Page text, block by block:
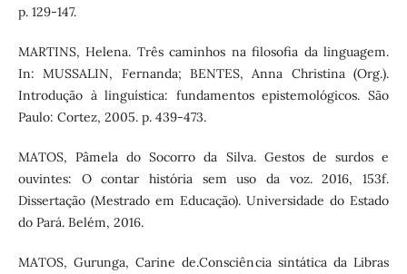
p. 129-147.
MARTINS, Helena. Três caminhos na filosofia da linguagem.
In: MUSSALIN, Fernanda; BENTES, Anna Christina (Org.).
Introdução à linguística: fundamentos epistemológicos. São
Paulo: Cortez, 2005. p. 439-473.
MATOS, Pâmela do Socorro da Silva. Gestos de surdos e
ouvintes: O contar história sem uso da voz. 2016, 153f.
Dissertação (Mestrado em Educação). Universidade do Estado
do Pará. Belém, 2016.
MATOS, Gurunga, Carine de.Consciência sintática da Libras